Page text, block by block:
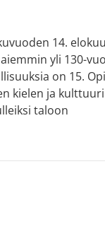
14.
yli 130-
on 15.
kielen ja
taloon